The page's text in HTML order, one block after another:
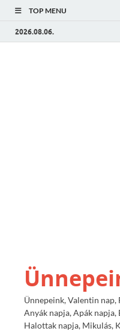
TOP MENU
2026.08.06.
Ünnepeink, Valentin nap,
Anyák napja, Apák napja,
Halottak napja, Mikulás,